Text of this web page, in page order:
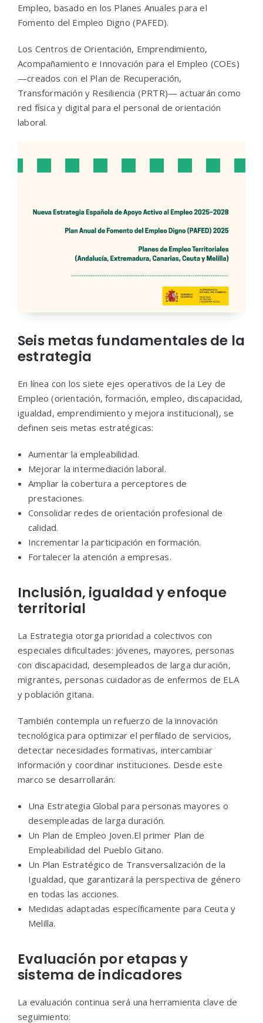
Empleo, basado en los Planes Anuales para el
Fomento del Empleo Digno (PAFED).
Los Centros de Orientación, Emprendimiento,
Acompañamiento e Innovación para el Empleo (COEs)
—creados con el Plan de Recuperación,
Transformación y Resiliencia (PRTR)— actuarán como
red física y digital para el personal de orientación
laboral.
Seis metas fundamentales de la
estrategia
En línea con los siete ejes operativos de la Ley de
Empleo (orientación, formación, empleo, discapacidad,
igualdad, emprendimiento y mejora institucional), se
definen seis metas estratégicas:
Aumentar la empleabilidad.
Mejorar la intermediación laboral.
Ampliar la cobertura a perceptores de
prestaciones.
Consolidar redes de orientación profesional de
calidad.
Incrementar la participación en formación.
Fortalecer la atención a empresas.
Inclusión, igualdad y enfoque
territorial
La Estrategia otorga prioridad a colectivos con
especiales dificultades: jóvenes, mayores, personas
con discapacidad, desempleados de larga duración,
migrantes, personas cuidadoras de enfermos de ELA
y población gitana.
También contempla un refuerzo de la innovación
tecnológica para optimizar el perfilado de servicios,
detectar necesidades formativas, intercambiar
información y coordinar instituciones. Desde este
marco se desarrollarán:
Una Estrategia Global para personas mayores o
desempleadas de larga duración.
Un Plan de Empleo Joven.El primer Plan de
Empleabilidad del Pueblo Gitano.
Un Plan Estratégico de Transversalización de la
Igualdad, que garantizará la perspectiva de género
en todas las acciones.
Medidas adaptadas específicamente para Ceuta y
Melilla.
Evaluación por etapas y
sistema de indicadores
La evaluación continua será una herramienta clave de
seguimiento: